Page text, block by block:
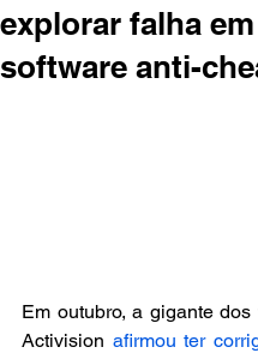
explorar falha em
software anti-
Em outubro, a gigante dos
Activision afirmou ter